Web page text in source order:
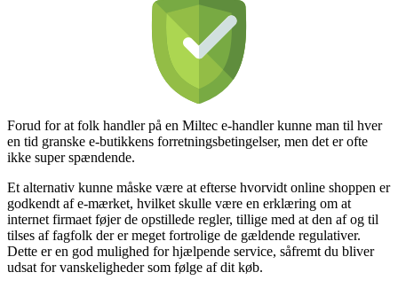
Forud for at folk handler på en Miltec e-handler kunne man til hver
en tid granske e-butikkens forretningsbetingelser, men det er ofte
ikke super spændende.
Et alternativ kunne måske være at efterse hvorvidt online shoppen er
godkendt af e-mærket, hvilket skulle være en erklæring om at
internet firmaet føjer de opstillede regler, tillige med at den af og til
tilses af fagfolk der er meget fortrolige de gældende regulativer.
Dette er en god mulighed for hjælpende service, såfremt du bliver
udsat for vanskeligheder som følge af dit køb.